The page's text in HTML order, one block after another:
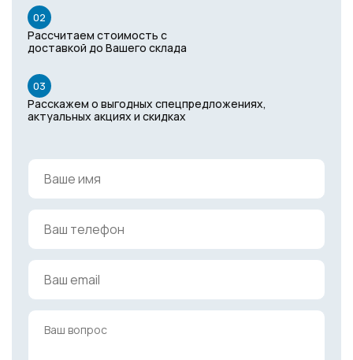
02
Рассчитаем стоимость с
доставкой до Вашего склада
03
Расскажем о выгодных спецпредложениях,
актуальных акциях и скидках